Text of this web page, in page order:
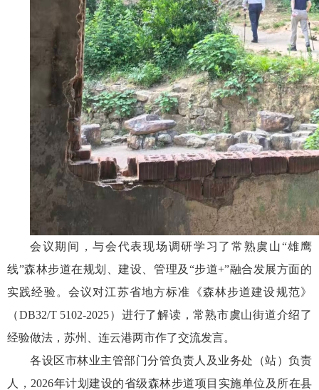
会议期间，与会代表现场调研学习了常熟虞山“雄鹰
线”森林步道在规划、建设、管理及“步道+”融合发展方面的
实践经验。会议对江苏省地方标准《森林步道建设规范》
（DB32/T 5102-2025）进行了解读，常熟市虞山街道介绍了
经验做法，苏州、连云港两市作了交流发言。
各设区市林业主管部门分管负责人及业务处（站）负责
人，2026年计划建设的省级森林步道项目实施单位及所在县